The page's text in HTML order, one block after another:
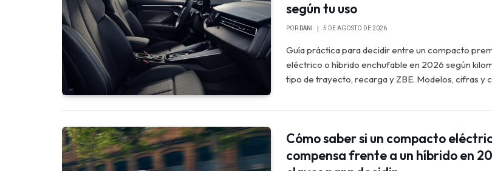
según tu uso
POR DANI 5 DE AGOSTO DE 2026
Guía práctica para decidir entre un compacto
eléctrico o híbrido enchufable en 2026 según
tipo de trayecto, recarga y ZBE. Modelos, cifras y
Cómo saber si un compacto
compensa frente a un híbrido en